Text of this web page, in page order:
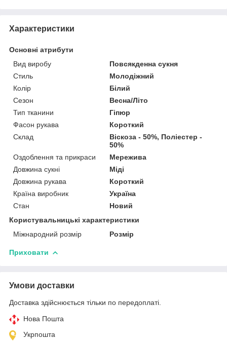
Характеристики
Основні атрибути
Вид виробу
Повсякденна сукня
Стиль
Молодіжний
Колір
Білий
Сезон
Весна/Літо
Тип тканини
Гіпюр
Фасон рукава
Короткий
Склад
Віскоза - 50%, Поліестер -
50%
Оздоблення та прикраси
Мережива
Довжина сукні
Міді
Довжина рукава
Короткий
Країна виробник
Україна
Стан
Новий
Користувальницькі характеристики
Міжнародний розмір
Розмір
Приховати
Умови доставки
Доставка здійснюється тільки по передоплаті.
Нова Пошта
Укрпошта